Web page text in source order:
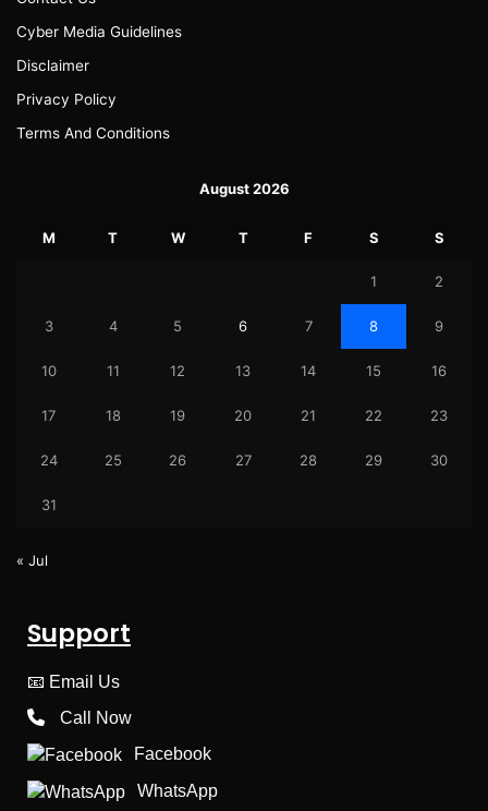
Cyber Media Guidelines
Disclaimer
Privacy Policy
Terms And Conditions
August 2026
M T W T F S S
1 2
3 4 5 6 7 8 9
10 11 12 13 14 15 16
17 18 19 20 21 22 23
24 25 26 27 28 29 30
31
« Jul
Support
📧 Email Us
Call Now
Facebook
WhatsApp